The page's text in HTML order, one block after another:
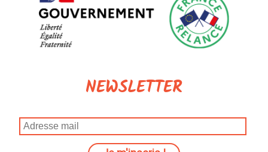
NEWSLETTER